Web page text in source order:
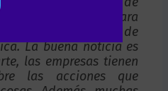
mejorarse para
mucho mayor de
La buena noticia es
las empresas tienen
las acciones que